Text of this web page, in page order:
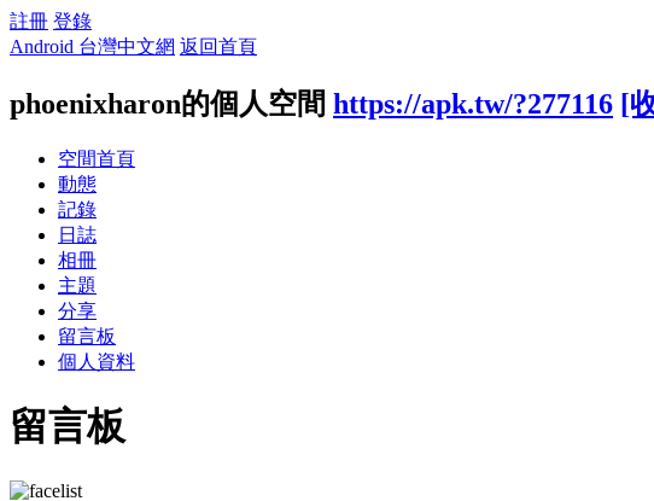
註冊 登錄
Android 台灣中文網 返回首頁
phoenixharon的個人空間 https://apk.tw/?277116 [
空間首頁
動態
記錄
日誌
相冊
主題
分享
留言板
個人資料
留言板